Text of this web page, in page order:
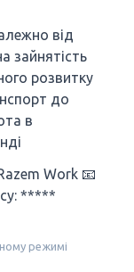
від
зайнятість
розвитку
до
в
Work 📧
*****
режимі